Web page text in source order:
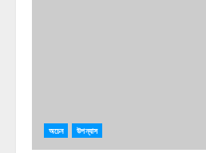
অচেন উপন্যাস